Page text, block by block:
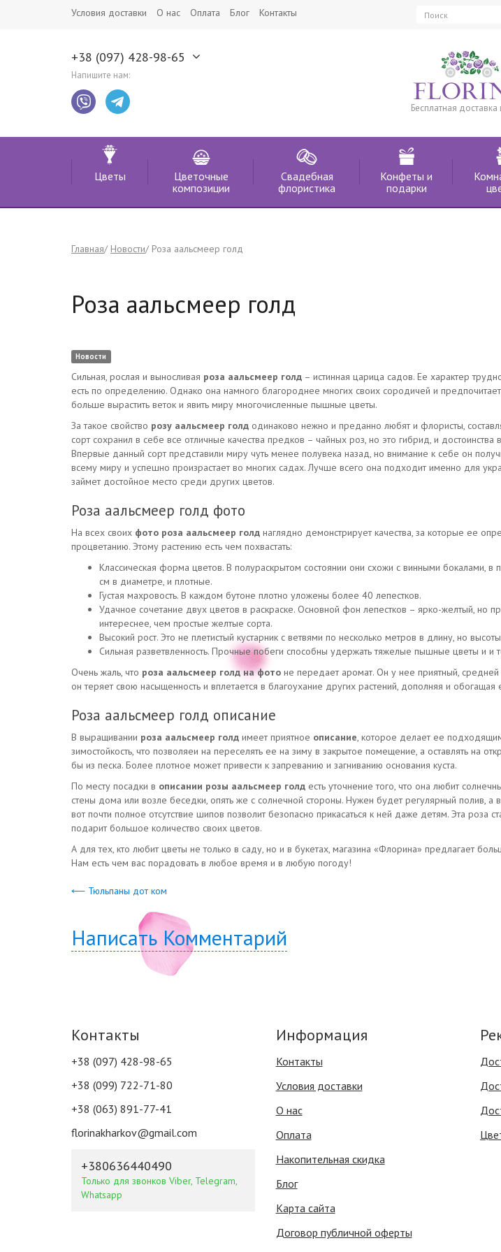
Условия доставки О нас Оплата Блог Контакты
+38 (097) 428-98-65
Напишите нам:
Бесплатная доставка
Цветы
Цветочные
композиции
Свадебная
флористика
Конфеты и
подарки
Главная Новости Роза аальсмеер голд
Роза аальсмеер голд
Новости
Сильная, рослая и выносливая роза аальсмеер голд – истинная царица садов. Ее характер
есть по определению. Однако она намного благороднее многих своих сородичей и
больше вырастить веток и явить миру многочисленные пышные цветы.
За такое свойство розу аальсмеер голд одинаково нежно и преданно любят и флористы,
сорт сохранил в себе все отличные качества предков – чайных роз, но это гибрид, и
Впервые данный сорт представили миру чуть менее полувека назад, но внимание к себе он
всему миру и успешно произрастает во многих садах. Лучше всего она подходит именно для
займет достойное место среди других цветов.
Роза аальсмеер голд фото
На всех своих фото роза аальсмеер голд наглядно демонстрирует качества, за которые ее
процветанию. Этому растению есть чем похвастать:
Классическая форма цветов. В полураскрытом состоянии они схожи с винными
см в диаметре, и плотные.
Густая махровость. В каждом бутоне плотно уложены более 40 лепестков.
Удачное сочетание двух цветов в раскраске. Основной фон лепестков – ярко-желтый, но
интереснее, чем простые желтые сорта.
Высокий рост. Это не плетистый кустарник с ветвями по несколько метров в длину, но
Сильная разветвленность. Прочные побеги способны удержать тяжелые пышные цветы и и
Очень жаль, что роза аальсмеер голд на фото не передает аромат. Он у нее приятный,
он теряет свою насыщенность и вплетается в благоухание других растений, дополняя и обогащая
Роза аальсмеер голд описание
В выращивании роза аальсмеер голд имеет приятное описание, которое делает ее
зимостойкость, что позволяеи на переселять ее на зиму в закрытое помещение, а оставлять на
бы из песка. Более плотное может привести к запреванию и загниванию основания куста.
По месту посадки в описании розы аальсмеер голд есть уточнение того, что она любит
стены дома или возле беседки, опять же с солнечной стороны. Нужен будет регулярный полив,
вот почти полное отсутствие шипов позволит безопасно прикасаться к ней даже детям. Эта
подарит большое количество своих цветов.
А для тех, кто любит цветы не только в саду, но и в букетах, магазина «Флорина» предлагает
Нам есть чем вас порадовать в любое время и в любую погоду!
⟵ Тюльпаны дот ком
Написать Комментарий
Контакты
+38 (097) 428-98-65
+38 (099) 722-71-80
+38 (063) 891-77-41
florinakharkov@gmail.com
+380636440490
Только для звонков Viber, Telegram,
Whatsapp
Информация
Контакты
Условия доставки
О нас
Оплата
Накопительная скидка
Блог
Карта сайта
Договор публичной оферты